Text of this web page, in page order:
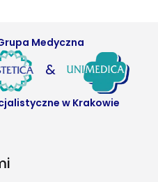
Medyczna
&
w Krakowie